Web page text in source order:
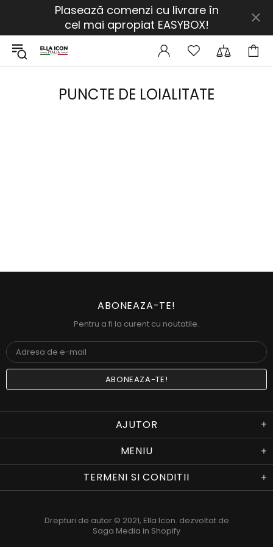
Plasează comenzi cu livrare în
cel mai apropiat EASYBOX!
PUNCTE DE LOIALITATE
ABONEAZA-TE!
Pentru a fi la curent cu noutatile.
AJUTOR
MENIU
TERMENI SI CONDITII
Drepturi de autor © 2021, Ella Icon. dezvoltat de
Saga Media in Shopify